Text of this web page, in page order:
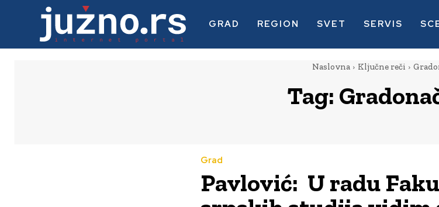
GRAD REGION SVET SERVIS
Naslovna Ključne reči
Tag:
Grad
Pavlović: U radu